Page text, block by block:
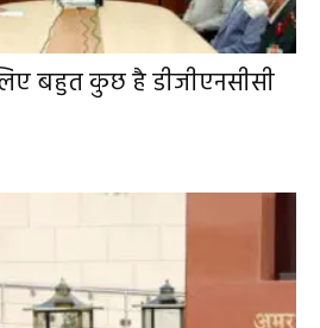
बहुत कुछ है डीजीएनसीसी